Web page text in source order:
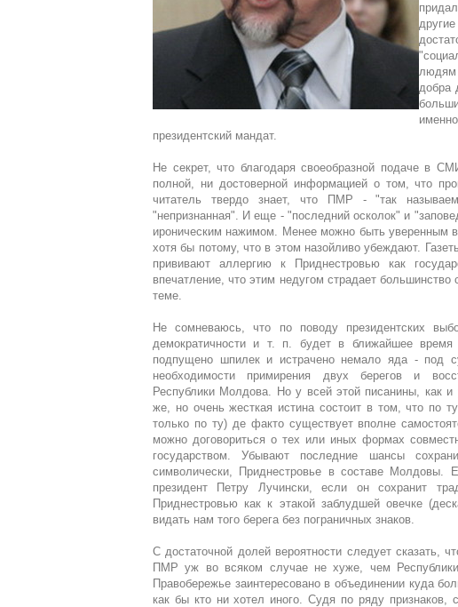
людям
добра
президентский мандат.
Не секрет, что благодаря своеобразной подаче в
полной, ни достоверной информацией о том, что
читатель твердо знает, что ПМР - "так
"непризнанная". И еще - "последний осколок" и
ироническим нажимом. Менее можно быть уверенным
хотя бы потому, что в этом назойливо убеждают.
прививают аллергию к Приднестровью как
впечатление, что этим недугом страдает
теме.
Не сомневаюсь, что по поводу президентских
демократичности и т. п. будет в ближайшее
подпущено шпилек и истрачено немало яда - под
необходимости примирения двух берегов и
Республики Молдова. Но у всей этой писанины, как
же, но очень жесткая истина состоит в том, что по
только по ту) де факто существует вполне
можно договориться о тех или иных формах
государством. Убывают последние шансы
символически, Приднестровье в составе Молдовы.
президент Петру Лучински, если он сохранит
Приднестровью как к этакой заблудшей овечке
видать нам того берега без пограничных знаков.
С достаточной долей вероятности следует сказать,
ПМР уж во всяком случае не хуже, чем
Правобережье заинтересовано в объединении куда
как бы кто ни хотел иного. Судя по ряду признаков,